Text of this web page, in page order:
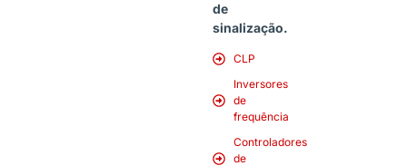
de
sinalização.
CLP
Inversores
de
frequência
Controladores
de